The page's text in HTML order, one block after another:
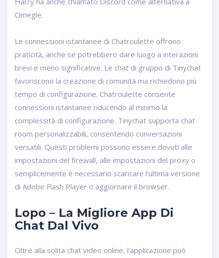
Omegle.
Le connessioni istantanee di Chatroulette offrono
praticità, anche se potrebbero dare luogo a interazioni
brevi e meno significative. Le chat di gruppo di Tinychat
favoriscono la creazione di comunità ma richiedono più
tempo di configurazione. Chatroulette consente
connessioni istantanee riducendo al minimo la
complessità di configurazione. Tinychat supporta chat
room personalizzabili, consentendo conversazioni
versatili. Questi problemi possono essere dovuti alle
impostazioni del firewall, alle impostazioni del proxy o
semplicemente è necessario scaricare l’ultima versione
di Adobe Flash Player o aggiornare il browser.
Lopo – La Migliore App Di
Chat Dal Vivo
Oltre alla solita chat video online, l’applicazione può